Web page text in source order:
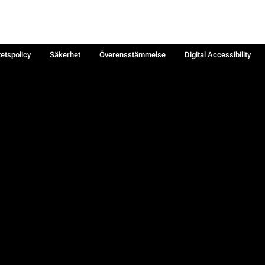
Säkerhet Överensstämmelse
Digital Accessibility